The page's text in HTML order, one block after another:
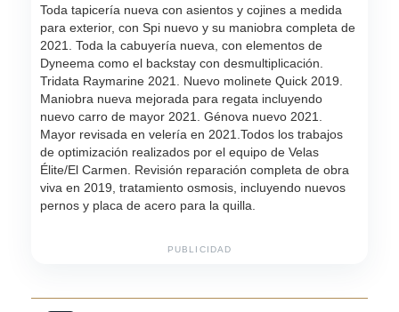
Toda tapicería nueva con asientos y cojines a medida
para exterior, con Spi nuevo y su maniobra completa de
2021. Toda la cabuyería nueva, con elementos de
Dyneema como el backstay con desmultiplicación.
Tridata Raymarine 2021. Nuevo molinete Quick 2019.
Maniobra nueva mejorada para regata incluyendo
nuevo carro de mayor 2021. Génova nuevo 2021.
Mayor revisada en velería en 2021.Todos los trabajos
de optimización realizados por el equipo de Velas
Élite/El Carmen. Revisión reparación completa de obra
viva en 2019, tratamiento osmosis, incluyendo nuevos
pernos y placa de acero para la quilla.
PUBLICIDAD